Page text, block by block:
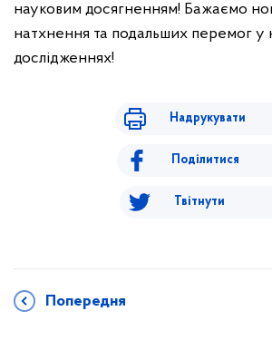
науковим досягненням! Бажаємо
натхнення та подальших перемог у
дослідженнях!
Надрукувати
Поділитися
Твітнути
Попередня